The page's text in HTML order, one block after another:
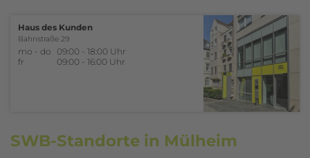
Haus des Kunden
Bahnstraße 29
mo - do
09:00 - 18:00 Uhr
fr
09:00 - 16:00 Uhr
SWB-Standorte in Mülheim